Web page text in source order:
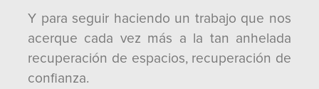
Y para seguir haciendo un trabajo que nos
acerque cada vez más a la tan anhelada
recuperación de espacios, recuperación de
confianza.